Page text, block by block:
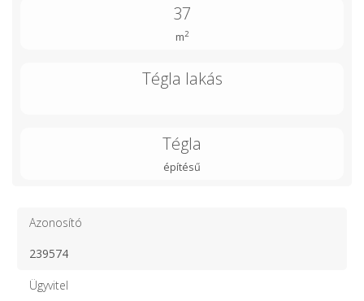
37
m2
Tégla lakás
Tégla
építésű
Azonosító
239574
Ügyvitel